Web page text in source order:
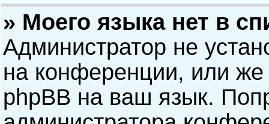
» Моего языка нет в
Администратор не
на конференции, или же
phpBB на ваш язык.